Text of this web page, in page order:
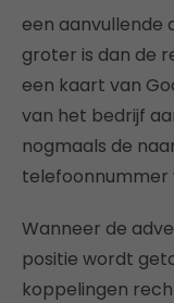
een aanvullende
groter is dan de
een kaart van
van het bedrijf
nogmaals de
telefoonnummer
Wanneer de
positie wordt
koppelingen